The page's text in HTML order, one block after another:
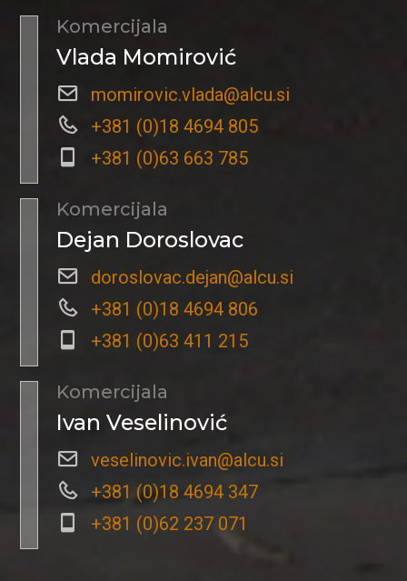
Komercijala
Vlada Momirović
momirovic.vlada@alcu.si
+381 (0)18 4694 805
+381 (0)63 663 785
Komercijala
Dejan Doroslovac
doroslovac.dejan@alcu.si
+381 (0)18 4694 806
+381 (0)63 411 215
Komercijala
Ivan Veselinović
veselinovic.ivan@alcu.si
+381 (0)18 4694 347
+381 (0)62 237 071